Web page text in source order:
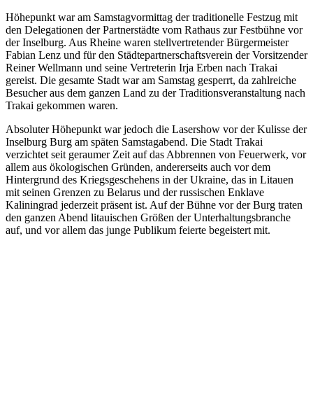
Höhepunkt war am Samstagvormittag der traditionelle Festzug mit
den Delegationen der Partnerstädte vom Rathaus zur Festbühne vor
der Inselburg. Aus Rheine waren stellvertretender Bürgermeister
Fabian Lenz und für den Städtepartnerschaftsverein der Vorsitzender
Reiner Wellmann und seine Vertreterin Irja Erben nach Trakai
gereist. Die gesamte Stadt war am Samstag gesperrt, da zahlreiche
Besucher aus dem ganzen Land zu der Traditionsveranstaltung nach
Trakai gekommen waren.
Absoluter Höhepunkt war jedoch die Lasershow vor der Kulisse der
Inselburg Burg am späten Samstagabend. Die Stadt Trakai
verzichtet seit geraumer Zeit auf das Abbrennen von Feuerwerk, vor
allem aus ökologischen Gründen, andererseits auch vor dem
Hintergrund des Kriegsgeschehens in der Ukraine, das in Litauen
mit seinen Grenzen zu Belarus und der russischen Enklave
Kaliningrad jederzeit präsent ist. Auf der Bühne vor der Burg traten
den ganzen Abend litauischen Größen der Unterhaltungsbranche
auf, und vor allem das junge Publikum feierte begeistert mit.